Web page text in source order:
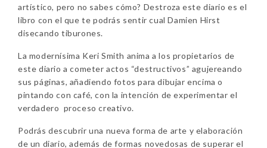
artístico, pero no sabes cómo? Destroza este diario es el
libro con el que te podrás sentir cual Damien Hirst
disecando tiburones.
La modernísima Keri Smith anima a los propietarios de
este diario a cometer actos “destructivos” agujereando
sus páginas, añadiendo fotos para dibujar encima o
pintando con café, con la intención de experimentar el
verdadero proceso creativo.
Podrás descubrir una nueva forma de arte y elaboración
de un diario, además de formas novedosas de superar el